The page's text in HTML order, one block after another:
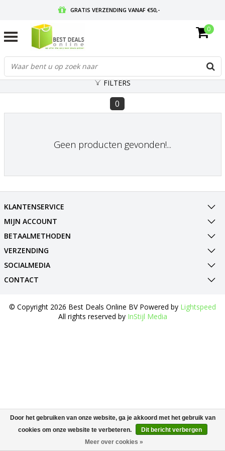
GRATIS VERZENDING VANAF €50,-
GRATIS RETOURNEREN EN 30 DAGEN BEDENKTIJD
0
FILTERS
0
Geen producten gevonden!...
KLANTENSERVICE
MIJN ACCOUNT
BETAALMETHODEN
VERZENDING
SOCIALMEDIA
CONTACT
© Copyright 2026 Best Deals Online BV Powered by Lightspeed
All rights reserved by InStijl Media
Door het gebruiken van onze website, ga je akkoord met het gebruik van
cookies om onze website te verbeteren.
Dit bericht verbergen
Meer over cookies »